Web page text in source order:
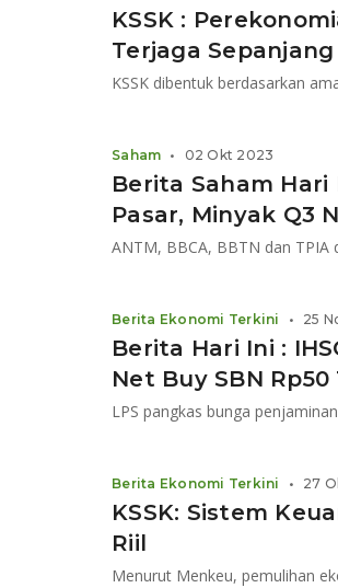
KSSK :
Terjaga Sepanjang
Berita Saham Hari
Pasar, Minyak Q3
Saham • 02 Okt 2023
Berita Hari Ini :
Net Buy SBN
Berita Ekonomi Terkini • 25
KSSK: Sistem
Riil
Menurut Menkeu, pemulihan
Berita Ekonomi Terkini • 27